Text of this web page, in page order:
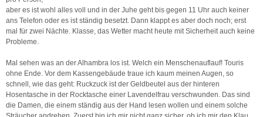
aber es ist wohl alles voll und in der Juhe geht bis gegen 11 Uhr auch keiner
ans Telefon oder es ist ständig besetzt. Dann klappt es aber doch noch; erst
mal für zwei Nächte. Klasse, das Wetter macht heute mit Sicherheit auch keine
Probleme.
Mal sehen was an der Alhambra los ist. Welch ein Menschenauflauf! Touris
ohne Ende. Vor dem Kassengebäude traue ich kaum meinen Augen, so
schnell, wie das geht: Ruckzuck ist der Geldbeutel aus der hinteren
Hosentasche in der Rocktasche einer Lavendelfrau verschwunden. Das sind
die Damen, die einem ständig aus der Hand lesen wollen und einem solche